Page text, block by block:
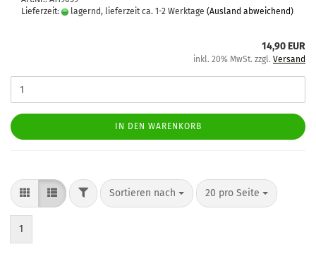
Lieferzeit:
lagernd, lieferzeit ca. 1-2 Werktage (Ausland abweichend)
14,90 EUR
inkl. 20% MwSt. zzgl. Versand
IN DEN WARENKORB
Sortieren nach 20 pro Seite
1